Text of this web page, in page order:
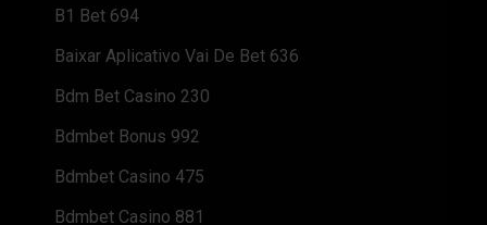
B1 Bet 694
Baixar Aplicativo Vai De Bet 636
Bdm Bet Casino 230
Bdmbet Bonus 992
Bdmbet Casino 475
Bdmbet Casino 881